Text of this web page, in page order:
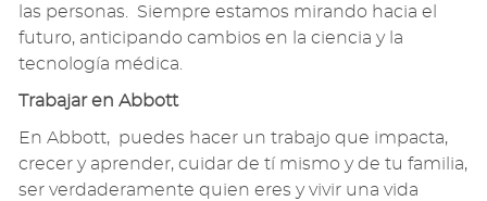
las personas. Siempre estamos mirando hacia el
futuro, anticipando cambios en la ciencia y la
tecnología médica.
Trabajar en Abbott
En Abbott, puedes hacer un trabajo que impacta,
crecer y aprender, cuidar de tí mismo y de tu familia,
ser verdaderamente quien eres y vivir una vida